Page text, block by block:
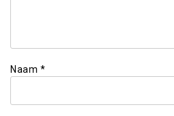
Naam *